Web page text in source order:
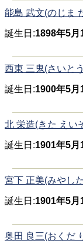
能島 武文(のじま
誕生日:1898年5月
西東 三鬼(さいと
誕生日:1900年5月
北 栄造(きた えい
誕生日:1901年5月
宮下 正美(みやし
誕生日:1901年5月
奥田 良三(おくだ